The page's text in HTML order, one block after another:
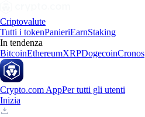
Criptovalute
Tutti i tokenPanieriEarnStaking
In tendenza
BitcoinEthereumXRPDogecoinCronos
Crypto.com AppPer tutti gli utenti
Inizia